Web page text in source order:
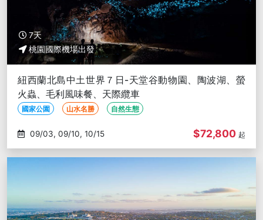
7天
桃園國際機場出發
紐西蘭北島中土世界７日-天堂谷動物園、陶波湖、螢
火蟲、毛利風味餐、天際纜車
國家公園 山水名勝 自然生態
09/03, 09/10, 10/15 $72,800 起